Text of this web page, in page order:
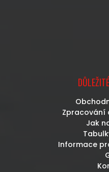
Zpracování
Jak
Informace